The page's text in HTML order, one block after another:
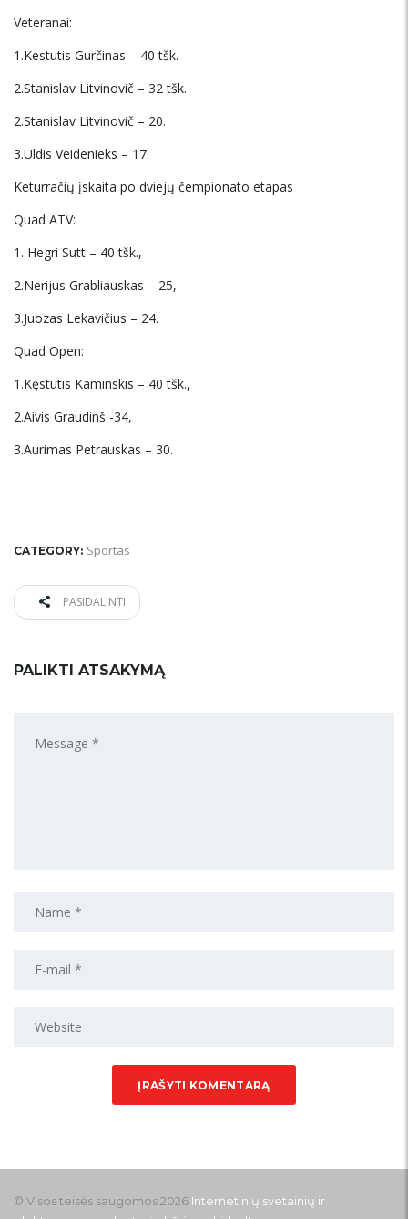
Veteranai:
1.Kestutis Gurčinas – 40 tšk.
2.Stanislav Litvinovič – 32 tšk.
2.Stanislav Litvinovič – 20.
3.Uldis Veidenieks – 17.
Keturračių įskaita po dviejų čempionato etapas
Quad ATV:
1. Hegri Sutt – 40 tšk.,
2.Nerijus Grabliauskas – 25,
3.Juozas Lekavičius – 24.
Quad Open:
1.Kęstutis Kaminskis – 40 tšk.,
2.Aivis Graudinš -34,
3.Aurimas Petrauskas – 30.
CATEGORY: Sportas
PASIDALINTI
PALIKTI ATSAKYMĄ
© Visos teisės saugomos 2026 Internetinių svetainių ir